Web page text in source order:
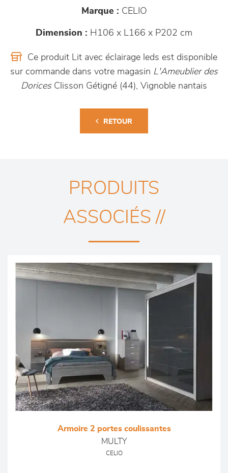
Marque : CELIO
Dimension : H106 x L166 x P202 cm
Ce produit Lit avec éclairage leds est disponible
sur commande dans votre magasin L'Ameublier des
DoricesClisson Gétigné (44), Vignoble nantais
RETOUR
PRODUITS
ASSOCIÉS //
Armoire 2 portes coulissantes
MULTY
CELIO